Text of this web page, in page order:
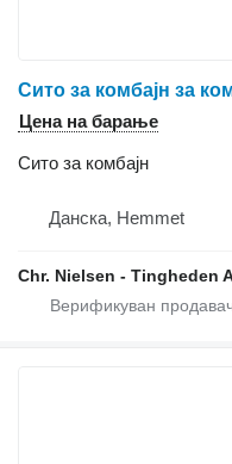
Сито за комбајн за
Цена на барање
Сито за комбајн
Данска, Hemmet
Chr. Nielsen - Tingheden